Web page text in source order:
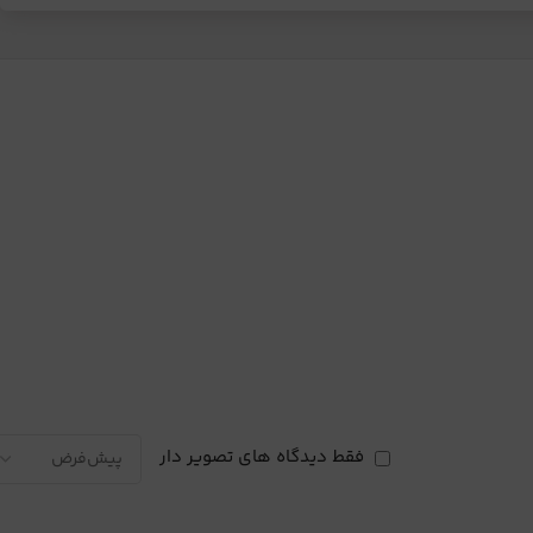
فقط دیدگاه های تصویر دار